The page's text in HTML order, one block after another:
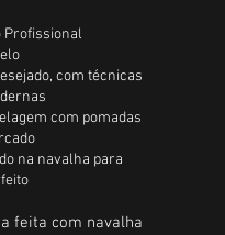
Profissional
com técnicas
com pomadas
na navalha para
feita com navalha